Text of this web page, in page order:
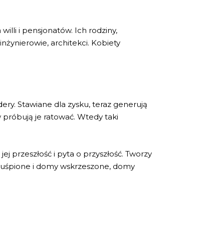
i pensjonatów. Ich rodziny,
architekci. Kobiety
Stawiane dla zysku, teraz generują
próbują je ratować. Wtedy taki
przeszłość i pyta o przyszłość. Tworzy
i domy wskrzeszone, domy